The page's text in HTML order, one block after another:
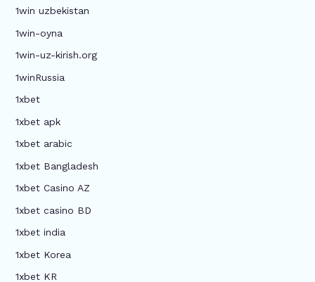
1win uzbekistan
1win-oyna
1win-uz-kirish.org
1winRussia
1xbet
1xbet apk
1xbet arabic
1xbet Bangladesh
1xbet Casino AZ
1xbet casino BD
1xbet india
1xbet Korea
1xbet KR